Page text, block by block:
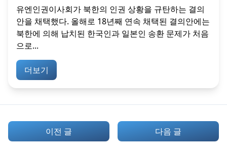
유엔인권이사회가 북한의 인권 상황을 규탄하는 결의
안을 채택했다. 올해로 18년째 연속 채택된 결의안에는
북한에 의해 납치된 한국인과 일본인 송환 문제가 처음
으로...
더보기
이전 글 다음 글